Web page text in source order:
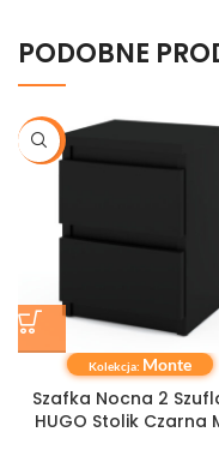
PODOBNE
-20%
Kolekcja: Monte
Szafka Nocna 2
HUGO Stolik Czarna